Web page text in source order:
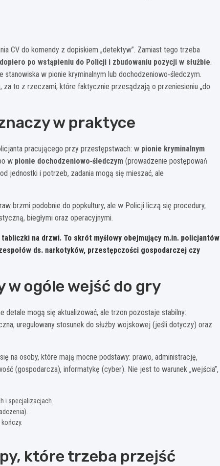
CV do komendy z dopiskiem „detektyw”. Zamiast tego trzeba
po wstąpieniu do Policji i zbudowaniu pozycji w służbie.
w pionie kryminalnym lub dochodzeniowo‑śledczym.
za to z rzeczami, które faktycznie przesądzają o przeniesieniu „do
w praktyce
pracującego przy przestępstwach: w pionie kryminalnym
w pionie dochodzeniowo‑śledczym (prowadzenie postępowań
jednostki i potrzeb, zadania mogą się mieszać, ale
brzmi podobnie do popkultury, ale w Policji liczą się procedury,
biegłymi oraz operacyjnymi.
na drzwi. To skrót myślowy obejmujący m.in. policjantów
ds. narkotyków, przestępczości gospodarczej czy
w ogóle wejść do gry
detale mogą się aktualizować, ale trzon pozostaje stabilny:
uregulowany stosunek do służby wojskowej (jeśli dotyczy) oraz
na osoby, które mają mocne podstawy: prawo, administrację,
(gospodarcza), informatykę (cyber). Nie jest to warunek „wejścia”,
i specjalizacjach.
które trzeba przejść